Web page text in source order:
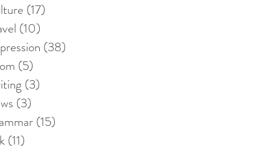
(17)
(10)
(38)
(5)
(3)
(3)
(15)
(11)